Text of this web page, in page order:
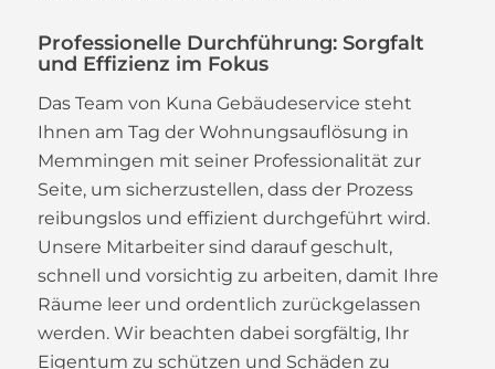
Professionelle Durchführung: Sorgfalt
und Effizienz im Fokus
Das Team von Kuna Gebäudeservice steht
Ihnen am Tag der Wohnungsauflösung in
Memmingen mit seiner Professionalität zur
Seite, um sicherzustellen, dass der Prozess
reibungslos und effizient durchgeführt wird.
Unsere Mitarbeiter sind darauf geschult,
schnell und vorsichtig zu arbeiten, damit Ihre
Räume leer und ordentlich zurückgelassen
werden. Wir beachten dabei sorgfältig, Ihr
Eigentum zu schützen und Schäden zu